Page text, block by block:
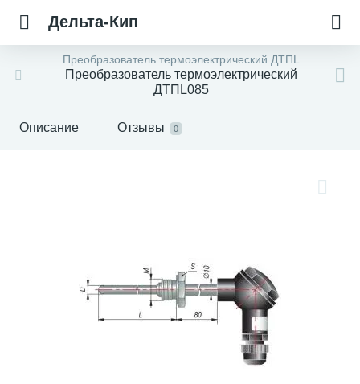
Дельта-Кип
Преобразователь термоэлектрический ДТПL
Преобразователь термоэлектрический
ДТПL085
Описание Отзывы 0